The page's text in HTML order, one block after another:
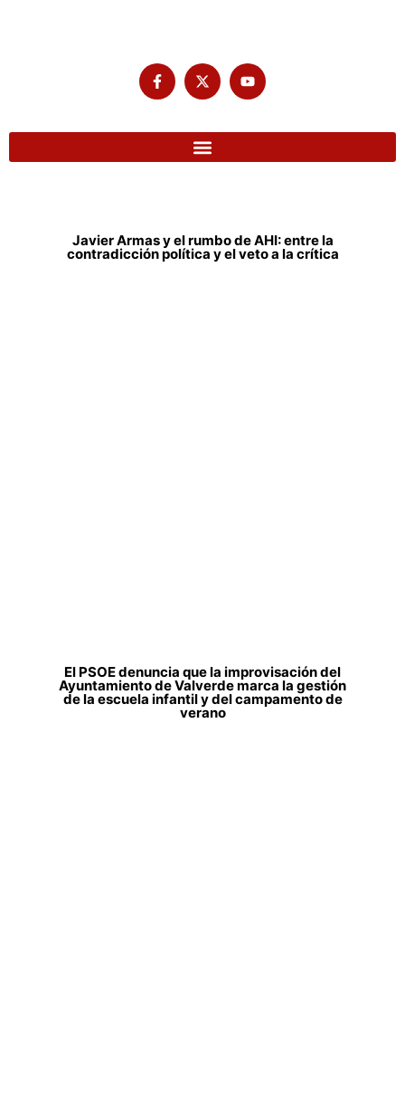
Javier Armas y el rumbo de AHI: entre la
contradicción política y el veto a la crítica
El PSOE denuncia que la improvisación del
Ayuntamiento de Valverde marca la gestión
de la escuela infantil y del campamento de
verano